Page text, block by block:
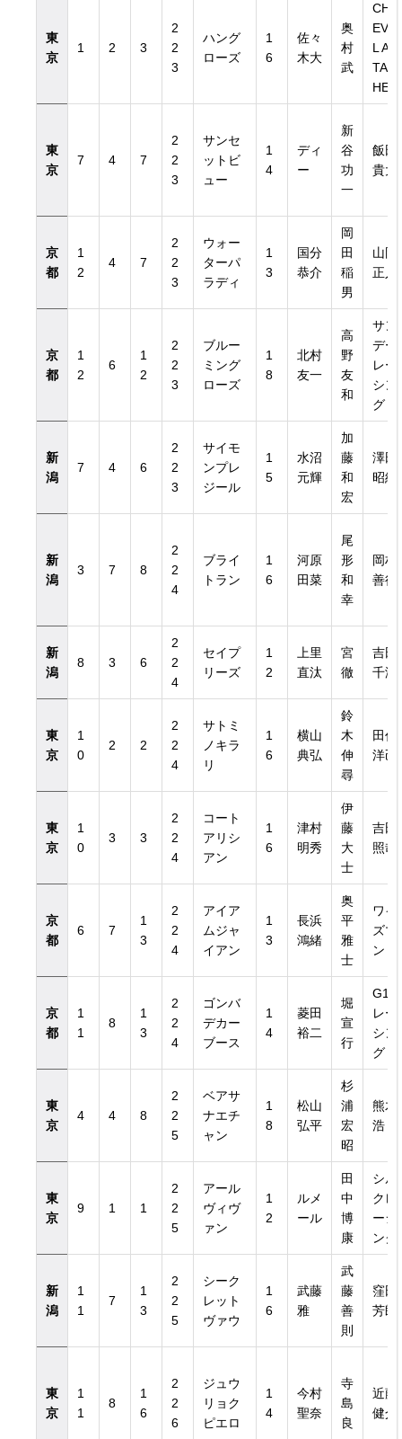
東
京
1 2 3
2
2
3
ハング
ローズ
1
6
佐々
木大
奥
村
武
CH
EVA
L AT
TAC
HE
東
京
7 4 7
2
2
3
サンセ
ットビ
ュー
1
4
ディ
ー
新
谷
功
一
飯田
貴大
京
都
1
2
4 7
2
2
3
ウォー
ターパ
ラディ
1
3
国分
恭介
岡
田
稲
男
山岡
正人
京
都
1
2
6
1
2
2
2
3
ブルー
ミング
ローズ
1
8
北村
友一
高
野
友
和
サン
デー
レー
シン
グ
新
潟
7 4 6
2
2
3
サイモ
ンプレ
ジール
1
5
水沼
元輝
加
藤
和
宏
澤田
昭紀
新
潟
3 7 8
2
2
4
ブライ
トラン
1
6
河原
田菜
尾
形
和
幸
岡村
善行
新
潟
8 3 6
2
2
4
セイプ
リーズ
1
2
上里
直汰
宮
徹
吉田
千津
東
京
1
0
2 2
2
2
4
サトミ
ノキラ
リ
1
6
横山
典弘
鈴
木
伸
尋
田代
洋己
東
京
1
0
3 3
2
2
4
コート
アリシ
アン
1
6
津村
明秀
伊
藤
大
士
吉田
照哉
京
都
6 7
1
3
2
2
4
アイア
ムジャ
イアン
1
3
長浜
鴻緒
奥
平
雅
士
ワイ
ズマ
ン
京
都
1
1
8
1
3
2
2
4
ゴンバ
デカー
ブース
1
4
菱田
裕二
堀
宣
行
G1
レー
シン
グ
東
京
4 4 8
2
2
5
ベアサ
ナエチ
ャン
1
8
松山
弘平
杉
浦
宏
昭
熊木
浩
東
京
9 1 1
2
2
5
アール
ヴィヴ
ァン
1
2
ルメ
ール
田
中
博
康
シル
クレ
ーシ
ング
新
潟
1
1
7
1
3
2
2
5
シーク
レット
ヴァウ
1
6
武藤
雅
武
藤
善
則
窪田
芳郎
東
京
1
1
8
1
6
2
2
6
ジュウ
リョク
ピエロ
1
4
今村
聖奈
寺
島
良
近藤
健介